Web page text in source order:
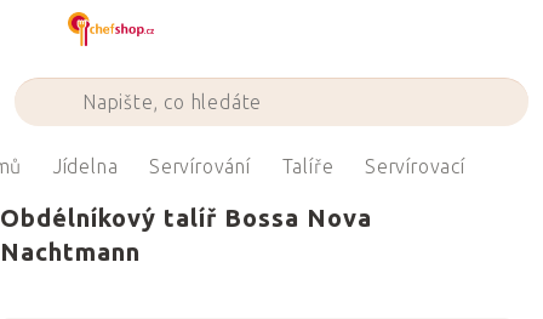
Jídelna Servírování Talíře Servírovací
Obdélníkový talíř Bossa Nova
Nachtmann